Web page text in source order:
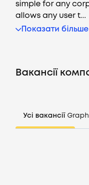
simple for any
allows any user t...
Показати більше
Вакансії
Усі вакансії